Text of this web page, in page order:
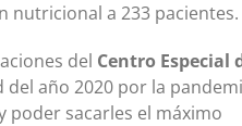
nutricional a 233 pacientes.
del Centro Especial
año 2020 por la
poder sacarles el máximo